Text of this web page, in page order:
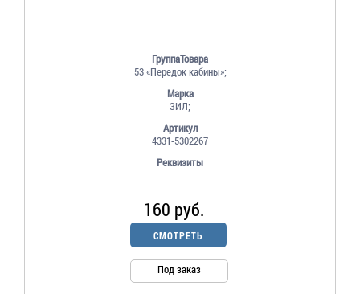
ГруппаТовара
53 «Передок кабины»;
Марка
ЗИЛ;
Артикул
4331-5302267
Реквизиты
160 руб.
СМОТРЕТЬ
Под заказ